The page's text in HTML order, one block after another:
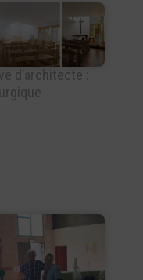
d’architecte :